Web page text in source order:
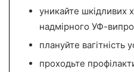
уникайте шкідливих
надмірного УФ-
плануйте вагітність
проходьте